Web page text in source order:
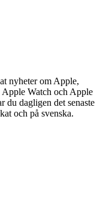
nyheter om Apple,
Watch och Apple
du dagligen det senaste
och på svenska.